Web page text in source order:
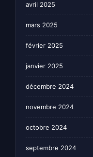
avril 2025
mars 2025
février 2025
janvier 2025
décembre 2024
novembre 2024
octobre 2024
septembre 2024